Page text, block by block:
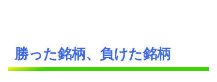
勝った銘柄、負けた銘柄